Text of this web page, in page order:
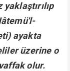
ayakta
üzerine o
olur.